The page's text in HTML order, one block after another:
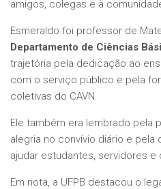
amigos, colegas e à
Esmeraldo foi professor de
Departamento de Ciências
trajetória pela dedicação ao
com o serviço público e pela
coletivas do CAVN.
Ele também era lembrado pela
alegria no convívio diário e
ajudar estudantes, servidores e
Em nota, a UFPB destacou o